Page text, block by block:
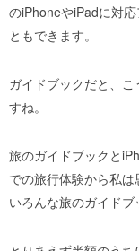
のiPhoneやiPadに対
ともできます。
ガイドブックだと、
すね。
旅のガイドブックと
での旅行体験から私は
いろんな旅のガイドブ